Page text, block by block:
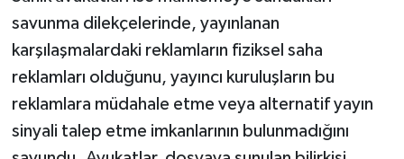
savunma dilekçelerinde, yayınlanan
karşılaşmalardaki reklamların fiziksel saha
reklamları olduğunu, yayıncı kuruluşların bu
reklamlara müdahale etme veya alternatif yayın
sinyali talep etme imkanlarının bulunmadığını